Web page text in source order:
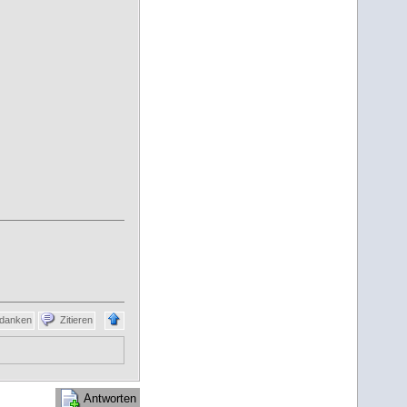
Zitieren
Antworten